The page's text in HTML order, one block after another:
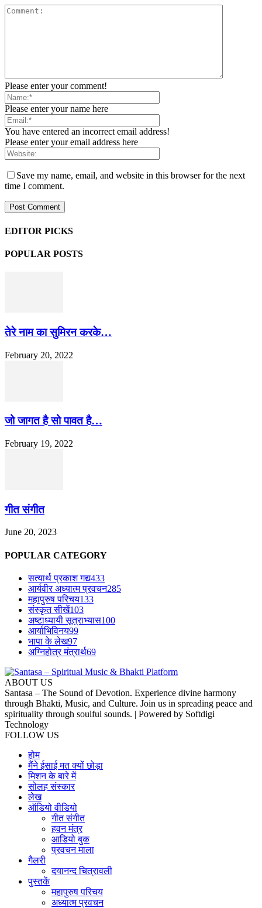
Please enter your comment!
Please enter your name here
You have entered an incorrect email address!
Please enter your email address here
Save my name, email, and website in this browser for the next
time I comment.
EDITOR PICKS
POPULAR POSTS
तेरे नाम का सुमिरन करके…
February 20, 2022
जो जागत है सो पावत है…
February 19, 2022
गीत संगीत
June 20, 2023
POPULAR CATEGORY
सत्यार्थ प्रकाश गद्य433
आर्यवीर अध्यात्म प्रवचन285
महापुरुष परिचय133
संस्कृत सीखें103
अष्टाध्यायी सूत्राभ्यास100
आर्याभिविनय99
भापा के लेख97
अग्निहोत्र मंत्रार्थ69
ABOUT US
Santasa – The Sound of Devotion. Experience divine harmony
through Bhakti, Music, and Culture. Join us in spreading peace and
spirituality through soulful sounds. | Powered by Softdigi
Technology
FOLLOW US
होम
मैंने ईसाई मत क्यों छोड़ा
मिशन के बारे में
सोलह संस्कार
लेख
ऑडियो वीडियो
गीत संगीत
हवन मंत्र
आडियो बुक
प्रवचन माला
गैलरी
दयानन्द चित्रावली
पुस्तकें
महापुरुष परिचय
अध्यात्म प्रवचन